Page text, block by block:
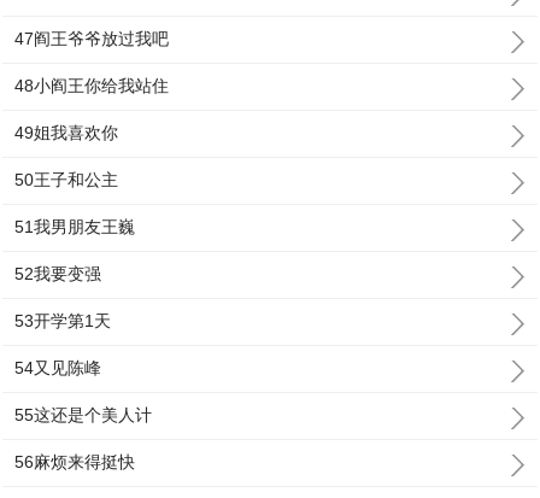
47阎王爷爷放过我吧
48小阎王你给我站住
49姐我喜欢你
50王子和公主
51我男朋友王巍
52我要变强
53开学第1天
54又见陈峰
55这还是个美人计
56麻烦来得挺快